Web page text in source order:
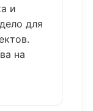
и
для
на